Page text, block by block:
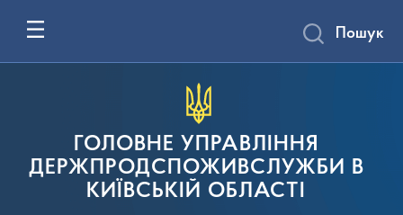
ГОЛОВНЕ УПРАВЛІННЯ
ДЕРЖПРОДСПОЖИВСЛУЖБИ В
КИЇВСЬКІЙ ОБЛАСТІ
Пошук